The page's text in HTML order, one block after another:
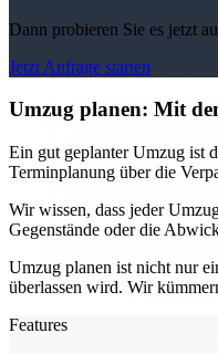
Dann probieren Sie es jetzt
Jetzt Anfrage starten
Umzug planen: Mit
Ein gut geplanter Umzug ist
Terminplanung über die
Wir wissen, dass jeder
Gegenstände oder die
Umzug planen ist nicht nur
überlassen wird. Wir
Features